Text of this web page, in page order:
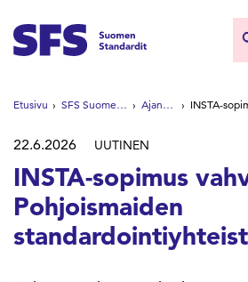
Etsi sivuilta
Hae hakutermillä
Etusivu SFS Suomen Standardit Ajankohtaista
22.6.2026 UUTINEN
INSTA-sopimus
Pohjoismaiden